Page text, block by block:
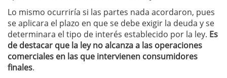
Lo mismo ocurriría si las partes nada acordaron, pues
se aplicara el plazo en que se debe exigir la deuda y se
determinara el tipo de interés establecido por la ley. Es
de destacar que la ley no alcanza a las operaciones
comerciales en las que intervienen consumidores
finales.